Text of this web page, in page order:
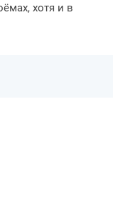
хотя и в